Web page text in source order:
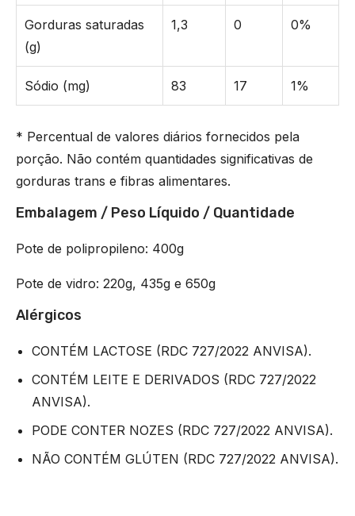
Gorduras saturadas
(g)
1,3 0 0%
Sódio (mg) 83 17 1%
* Percentual de valores diários fornecidos pela
porção. Não contém quantidades significativas de
gorduras trans e fibras alimentares.
Embalagem / Peso Líquido / Quantidade
Pote de polipropileno: 400g
Pote de vidro: 220g, 435g e 650g
Alérgicos
CONTÉM LACTOSE (RDC 727/2022 ANVISA).
CONTÉM LEITE E DERIVADOS (RDC 727/2022
ANVISA).
PODE CONTER NOZES (RDC 727/2022 ANVISA).
NÃO CONTÉM GLÚTEN (RDC 727/2022 ANVISA).